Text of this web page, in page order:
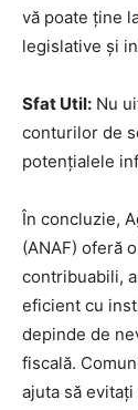
vă poate ține
legislative și
Sfat Util: Nu
conturilor de
potențialele
În concluzie,
(ANAF) oferă
contribuabili,
eficient cu
depinde de
fiscală.
ajuta să